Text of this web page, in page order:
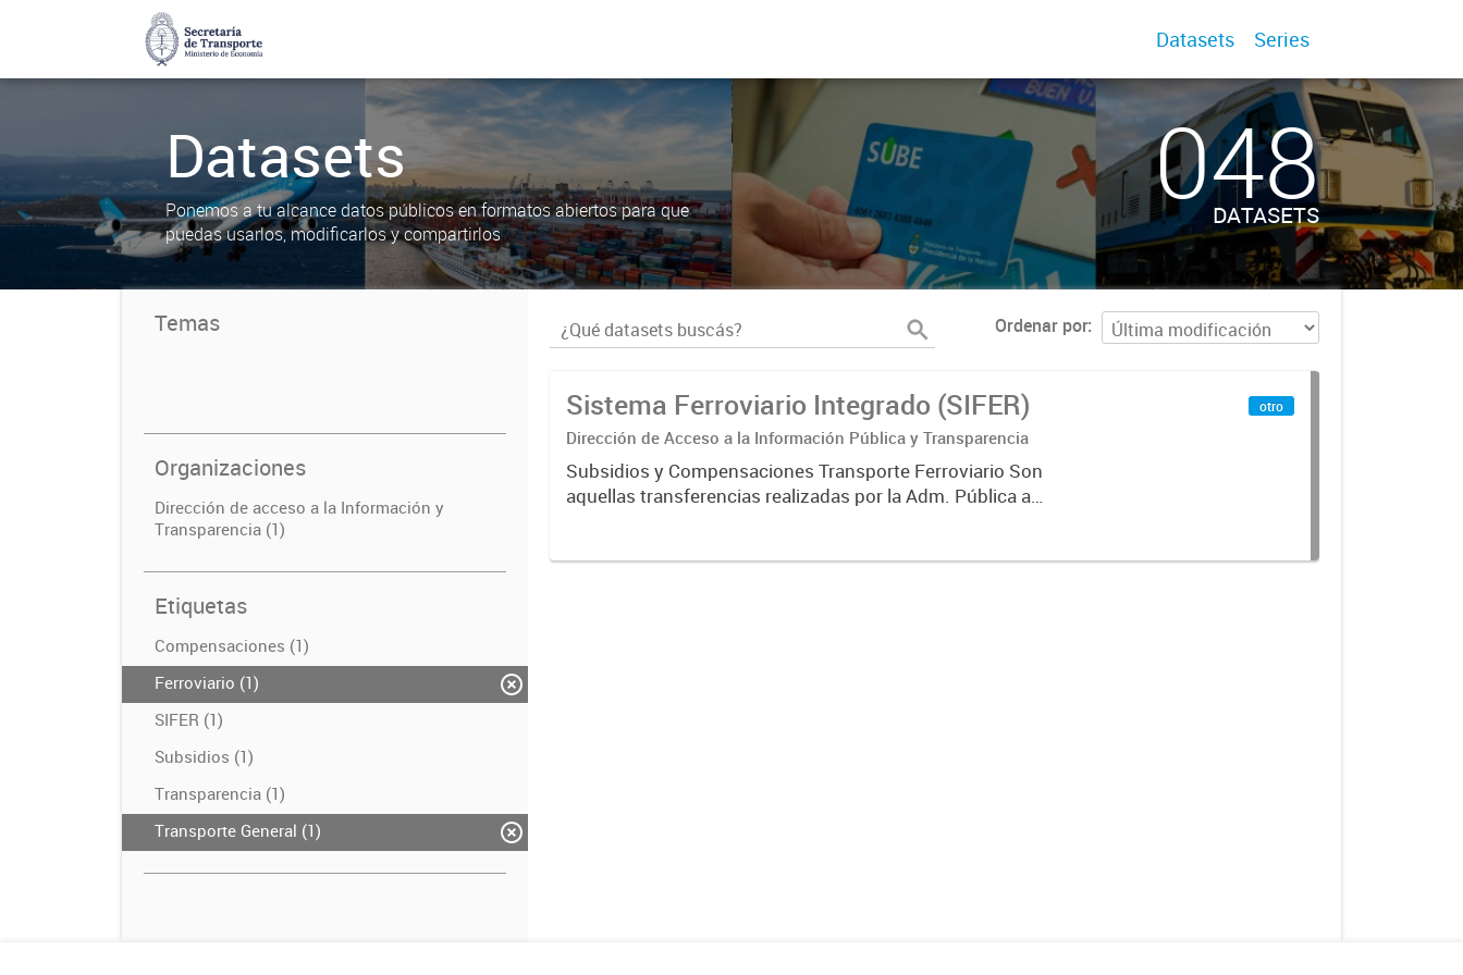
Datasets Series
Datasets
Ponemos a tu alcance datos públicos en formatos abiertos para que
puedas usarlos, modificarlos y compartirlos
048
DATASETS
Temas
Organizaciones
Dirección de acceso a la Información y
Transparencia (1)
Etiquetas
Compensaciones (1)
Ferroviario (1)
SIFER (1)
Subsidios (1)
Transparencia (1)
Transporte General (1)
Ordenar por
Sistema Ferroviario Integrado (SIFER)
Dirección de Acceso a la Información Pública y Transparencia
Subsidios y Compensaciones Transporte Ferroviario Son
aquellas transferencias realizadas por la Adm. Pública a
otro